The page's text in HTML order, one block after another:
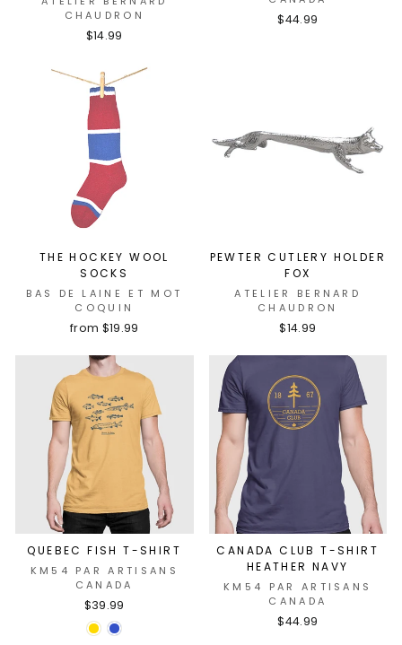
CHAUDRON
$14.99
$44.99
THE HOCKEY WOOL
SOCKS
BAS DE LAINE ET MOT
COQUIN
from $19.99
PEWTER CUTLERY HOLDER
FOX
ATELIER BERNARD
CHAUDRON
$14.99
QUEBEC FISH T-SHIRT
KM54 PAR ARTISANS
CANADA
$39.99
CANADA CLUB T-SHIRT
HEATHER NAVY
KM54 PAR ARTISANS
CANADA
$44.99